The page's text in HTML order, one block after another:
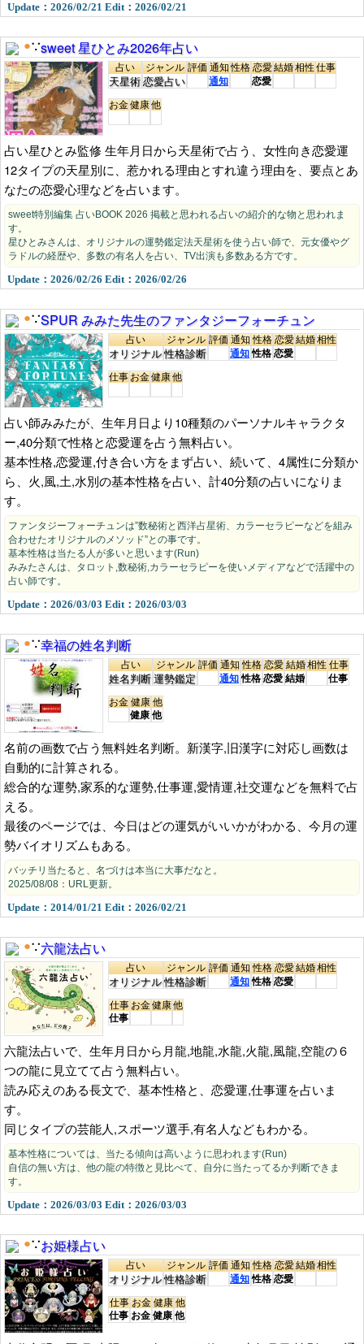
無料恋愛占いの名称の前にある、
イマーク）すれば、大量の無料恋愛占いの中から見つけやす
く、マイマークだけを一覧に表示でき、再訪問時にもすぐに見
つける事もできます。
関連ページ一覧
新着 新着,更新順の無料占い一覧
性格診断
恋愛占い
金運占い 収入,投資,くじ運を占う無料占い
面白占い 変わり種,ユニーク,ジョーク
その他 健康運,仕事運など
今日の運勢 今日1日の運勢の無料占い
明日の運勢 明日1日の運勢の無料占い
今週の運勢 今週1週間の運勢の無料占い
来週の運勢 来週1週間の運勢の無料占い
今月の運勢 今月1カ月間の運勢の無料占い
来月の運勢 来月1カ月間の運勢の無料占い
2026年の運勢
Update：2026/02/21 Edit：2026/02/21
●∵sweet 星ひとみ2026年占い
占い
天星術
ジャンル
恋愛占い
評価通知
通知
性格恋愛
恋愛
結婚相性仕事
お金健康他
占い星ひとみ監修 生年月日から天星術で占う、女性向き恋愛運
12タイプの天星別に、惹かれる理由とすれ違う理由を、要点とあ
なたの恋愛心理などを占います。
sweet特別編集 占いBOOK 2026 掲載と思われる占いの紹介的な物と思われま
す。
星ひとみさんは、オリジナルの運勢鑑定法天星術を使う占い師で、元女優やグ
ラドルの経歴や、多数の有名人を占い、TV出演も多数ある方です。
Update：2026/02/26 Edit：2026/02/26
●∵SPUR みみた先生のファンタジーフォーチュン
占い
オリジナル
ジャンル
性格診断
評価通知
通知
性格
性格
恋愛
恋愛
結婚相性
仕事お金健康他
占い師みみたが、生年月日より10種類のパーソナルキャラクタ
ー,40分類で性格と恋愛運を占う無料占い。
基本性格,恋愛運,付き合い方をまず占い、続いて、4属性に分類か
ら、火,風,土,水別の基本性格を占い、計40分類の占いになりま
す。
ファンタジーフォーチュンは”数秘術と西洋占星術、カラーセラピーなどを組み
合わせたオリジナルのメソッド”との事です。
基本性格は当たる人が多いと思います(Run)
みみたさんは、タロット,数秘術,カラーセラピーを使いメディアなどで活躍中の
占い師です。
Update：2026/03/03 Edit：2026/03/03
●∵幸福の姓名判断
占い
姓名判断
ジャンル
運勢鑑定
評価通知
通知
性格
性格
恋愛
恋愛
結婚
結婚
相性仕事
仕事
お金健康
健康
他
他
名前の画数で占う無料姓名判断。新漢字,旧漢字に対応し画数は
自動的に計算される。
総合的な運勢,家系的な運勢,仕事運,愛情運,社交運などを無料で占
える。
最後のページでは、今日はどの運気がいいかがわかる、今月の運
勢バイオリズムもある。
バッチリ当たると、名づけは本当に大事だなと。
2025/08/08：URL更新。
Update：2014/01/21 Edit：2026/02/21
●∵六龍法占い
占い
オリジナル
ジャンル
性格診断
評価通知
通知
性格
性格
恋愛
恋愛
結婚相性
仕事
仕事
お金健康他
六龍法占いで、生年月日から月龍,地龍,水龍,火龍,風龍,空龍の６
つの龍に見立てて占う無料占い。
読み応えのある長文で、基本性格と、恋愛運,仕事運を占いま
す。
同じタイプの芸能人,スポーツ選手,有名人などもわかる。
基本性格については、当たる傾向は高いように思われます(Run)
自信の無い方は、他の龍の特徴と見比べて、自分に当たってるか判断できま
す。
Update：2026/03/03 Edit：2026/03/03
●∵お姫様占い
占い
オリジナル
ジャンル
性格診断
評価通知
通知
性格
性格
恋愛
恋愛
結婚相性
仕事
仕事
お金
お金
健康
健康
他
他